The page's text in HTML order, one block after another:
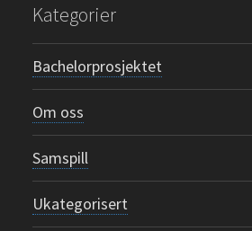
Kategorier
Bachelorprosjektet
Om oss
Samspill
Ukategorisert